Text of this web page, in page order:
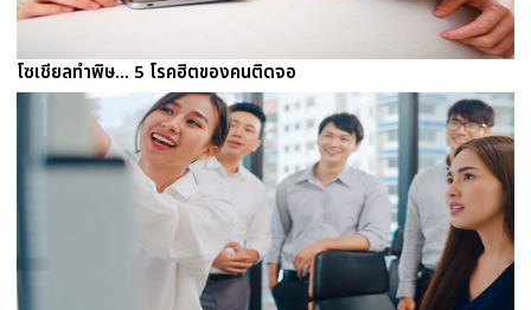
โซเชียลทำพิษ... 5 โรคฮิตของคนติดจอ